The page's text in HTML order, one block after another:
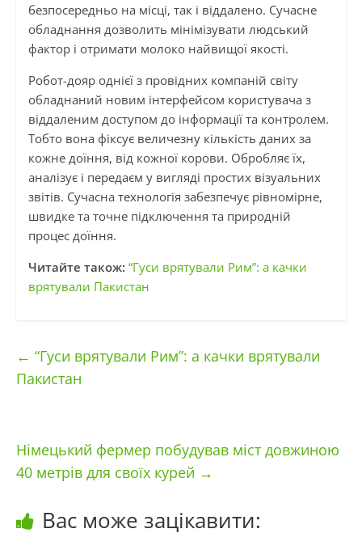
безпосередньо на місці, так і віддалено. Сучасне
обладнання дозволить мінімізувати людський
фактор і отримати молоко найвищої якості.
Робот-дояр однієї з провідних компаній світу
обладнаний новим інтерфейсом користувача з
віддаленим доступом до інформації та контролем.
Тобто вона фіксує величезну кількість даних за
кожне доїння, від кожної корови. Обробляє їх,
аналізує і передаєм у вигляді простих візуальних
звітів. Сучасна технологія забезпечує рівномірне,
швидке та точне підключення та природній
процес доїння.
Читайте також: “Гуси врятували Рим”: а качки
врятували Пакистан
← “Гуси врятували Рим”: а качки врятували
Пакистан
Німецький фермер побудував міст довжиною
40 метрів для своїх курей →
Вас може зацікавити: